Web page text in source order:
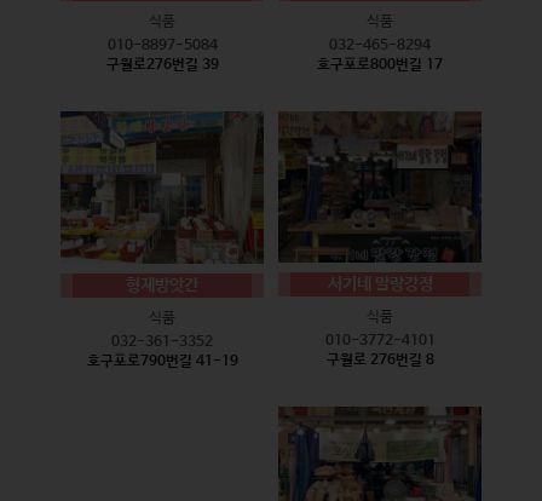
식품
010-8897-5084
구월로276번길 39
식품
032-465-8294
호구포로800번길 17
형제방앗간
식품
032-361-3352
호구포로790번길 41-19
서기네 말랑강정
식품
010-3772-4101
구월로 276번길 8